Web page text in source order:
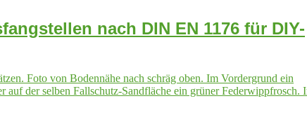
nach DIN EN 1176 für DIY-